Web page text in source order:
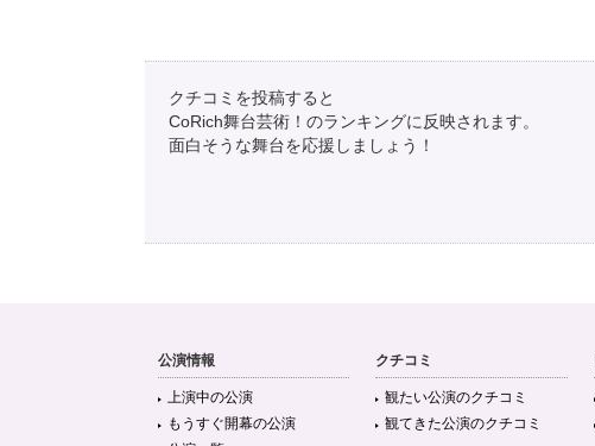
クチコミを投稿すると
CoRich舞台芸術！のランキングに反映されます。
面白そうな舞台を応援しましょう！
公演情報
上演中の公演
もうすぐ開幕の公演
クチコミ
観たい公演のクチコミ
観てきた公演のクチコミ